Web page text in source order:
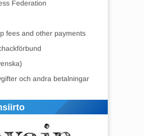
Federation
fees and other payments
och andra betalningar